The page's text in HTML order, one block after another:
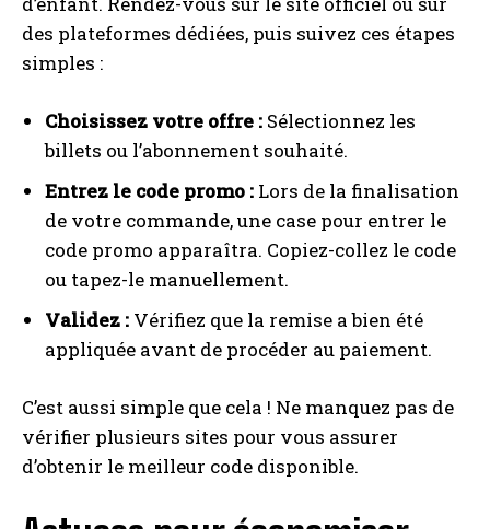
des plateformes dédiées, puis suivez ces étapes
simples :
Choisissez votre offre : Sélectionnez les
billets ou l’abonnement souhaité.
Entrez le code promo : Lors de la finalisation
de votre commande, une case pour entrer le
code promo apparaîtra. Copiez-collez le code
ou tapez-le manuellement.
Validez : Vérifiez que la remise a bien été
appliquée avant de procéder au paiement.
C’est aussi simple que cela ! Ne manquez pas de
vérifier plusieurs sites pour vous assurer
d’obtenir le meilleur code disponible.